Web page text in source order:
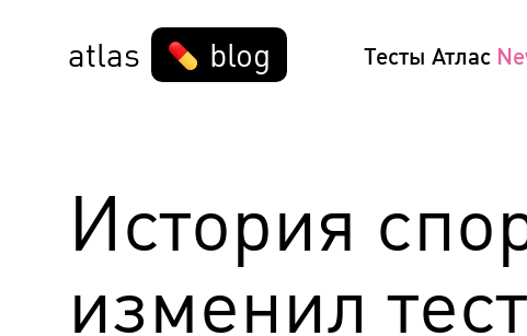
atlas blog Тесты Атлас
История
изменил